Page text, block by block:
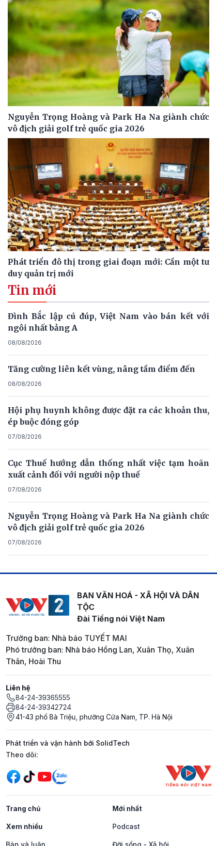
Nguyễn Trọng Hoàng và Park Ha Na giành chức
vô địch giải golf trẻ quốc gia 2026
Phát triển đô thị trong giai đoạn mới: Cần một tư
duy quản trị mới
Tin mới
Đình Bắc lập cú đúp, Việt Nam vào bán kết với
ngôi nhất bảng A
08/08/2026
Tăng cường liên kết vùng, nâng tầm điểm đến
08/08/2026
Hội phụ huynh không được đặt ra các khoản thu,
ép buộc đóng góp
07/08/2026
Cục Thuế hướng dẫn thống nhất việc tạm hoãn
xuất cảnh đối với người nộp thuế
07/08/2026
Nguyễn Trọng Hoàng và Park Ha Na giành chức
vô địch giải golf trẻ quốc gia 2026
07/08/2026
BAN VĂN HOÁ - XÃ HỘI VÀ DÂN
TỘC
Đài Tiếng nói Việt Nam
Trưởng ban: Nhà báo TUYẾT MAI
Phó trưởng ban: Nhà báo Hồng Lan, Xuân Thọ, Xuân
Thân, Hoài Thu
Liên hệ
84-24-39365555
84-24-39342724
41-43 phố Bà Triệu, phường Cửa Nam, TP. Hà Nội
Phát triển và vận hành bởi SolidTech
Mạng xã hội
Theo dõi:
Trang chủ Mới nhất
Xem nhiều Podcast